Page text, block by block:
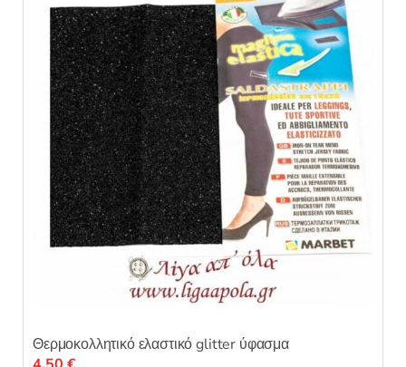
Θερμοκολλητικό ελαστικό glitter ύφασμα